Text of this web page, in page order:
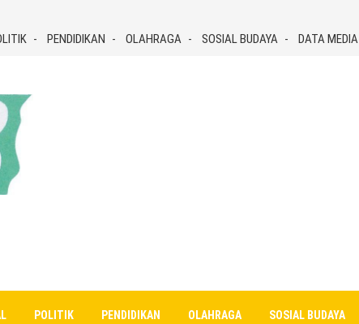
PENDIDIKAN OLAHRAGA SOSIAL BUDAYA DATA MEDIA
POLITIK PENDIDIKAN OLAHRAGA SOSIAL BUDAYA